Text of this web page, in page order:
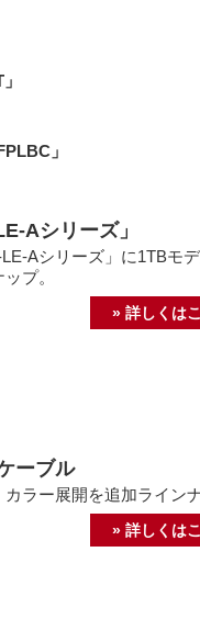
」
Aシリーズ」
LE-Aシリーズ」に1TBモ
プ。
» 詳しくは
ーブル
カラー展開を追加ラインナ
» 詳しくは